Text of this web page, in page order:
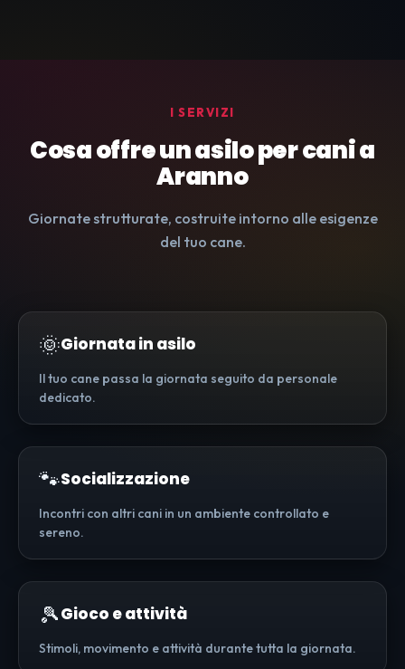
I SERVIZI
Cosa offre un asilo per cani a
Aranno
Giornate strutturate, costruite intorno alle esigenze
del tuo cane.
🌞Giornata in asilo
Il tuo cane passa la giornata seguito da personale
dedicato.
🐾Socializzazione
Incontri con altri cani in un ambiente controllato e
sereno.
🎾Gioco e attività
Stimoli, movimento e attività durante tutta la giornata.